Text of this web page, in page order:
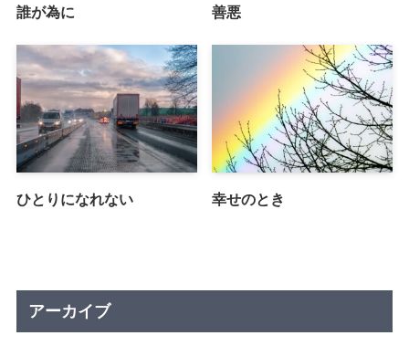
誰が為に 善悪
ひとりになれない 幸せのとき
アーカイブ